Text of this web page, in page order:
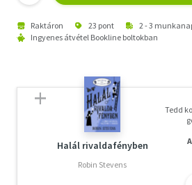
Raktáron 23 pont
2 - 3
Ingyenes átvétel Bookline boltokban
Halál rivaldafényben
Robin Stevens
Tedd